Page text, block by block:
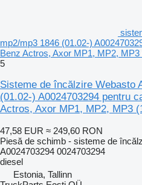
mp2/mp3 1846 (01.02-)
Benz Actros, Axor MP1, MP2, MP3
5
Sisteme de încălzire Webasto
(01.02-) A0024703294 pentru
Actros, Axor MP1, MP2, MP3
47,58 EUR ≈ 249,60 RON
Piesă de schimb - sisteme de
A0024703294 0024703294
diesel
Estonia, Tallinn